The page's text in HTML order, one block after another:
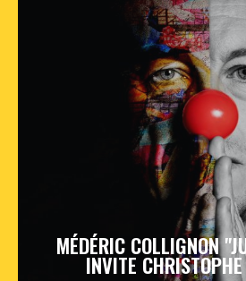
MÉDÉRIC COLLIGNON
INVITE